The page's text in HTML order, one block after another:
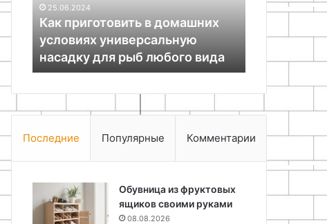
22.11.2025
Идеи поделок из пластилина
для малышей
Поделки
Последние Популярные Комментарии
Обувница из фруктовых
ящиков своими руками
08.08.2026